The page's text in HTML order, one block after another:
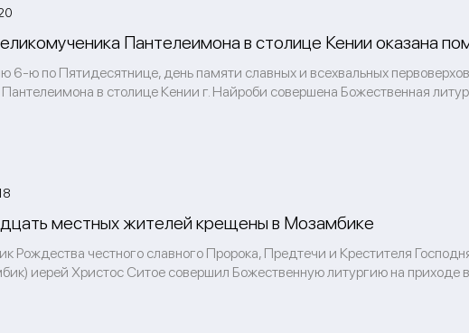
Пантелеимона в столице Кении оказана
6-ю по Пятидесятнице, день памяти славных и всехвальных
в столице Кении г. Найроби совершена Божественная
местных жителей крещены в Мозамбике
Рождества честного славного Пророка, Предтечи и Крестителя
иерей Христос Ситое совершил Божественную литургию на приходе